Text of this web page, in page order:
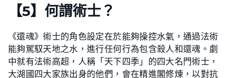
【5】 何謂術士？
《還魂》術士的角色設定在於能夠操控水氣，通過法術
能夠駕馭天地之水，進行任何行為包含殺人和還魂。劇
中就有法術高超，人稱「天下四季」的四大名門術士，
大湖國四大家族出身的他們，會在精進閣修煉，以對抗